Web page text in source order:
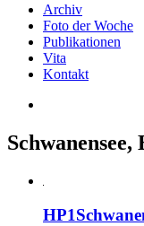
Archiv
Foto der Woche
Publikationen
Vita
Kontakt